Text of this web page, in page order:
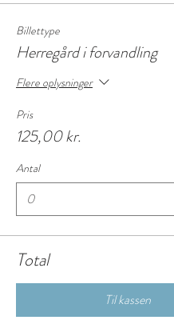
Billettype
Herregård i forvandling
Flere oplysninger
Pris
125,00 kr.
Antal
Total
Til kassen